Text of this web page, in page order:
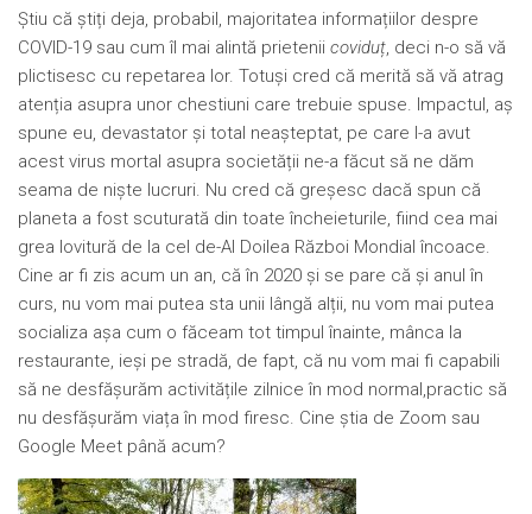
Știu că știți deja, probabil, majoritatea informațiilor despre
COVID-19 sau cum îl mai alintă prietenii coviduț, deci n-o să vă
plictisesc cu repetarea lor. Totuși cred că merită să vă atrag
atenția asupra unor chestiuni care trebuie spuse. Impactul, aș
spune eu, devastator și total neașteptat, pe care l-a avut
acest virus mortal asupra societății ne-a făcut să ne dăm
seama de niște lucruri. Nu cred că greșesc dacă spun că
planeta a fost scuturată din toate încheieturile, fiind cea mai
grea lovitură de la cel de-Al Doilea Război Mondial încoace.
Cine ar fi zis acum un an, că în 2020 și se pare că și anul în
curs, nu vom mai putea sta unii lângă alții, nu vom mai putea
socializa așa cum o făceam tot timpul înainte, mânca la
restaurante, ieși pe stradă, de fapt, că nu vom mai fi capabili
să ne desfășurăm activitățile zilnice în mod normal,practic să
nu desfășurăm viața în mod firesc. Cine știa de Zoom sau
Google Meet până acum?